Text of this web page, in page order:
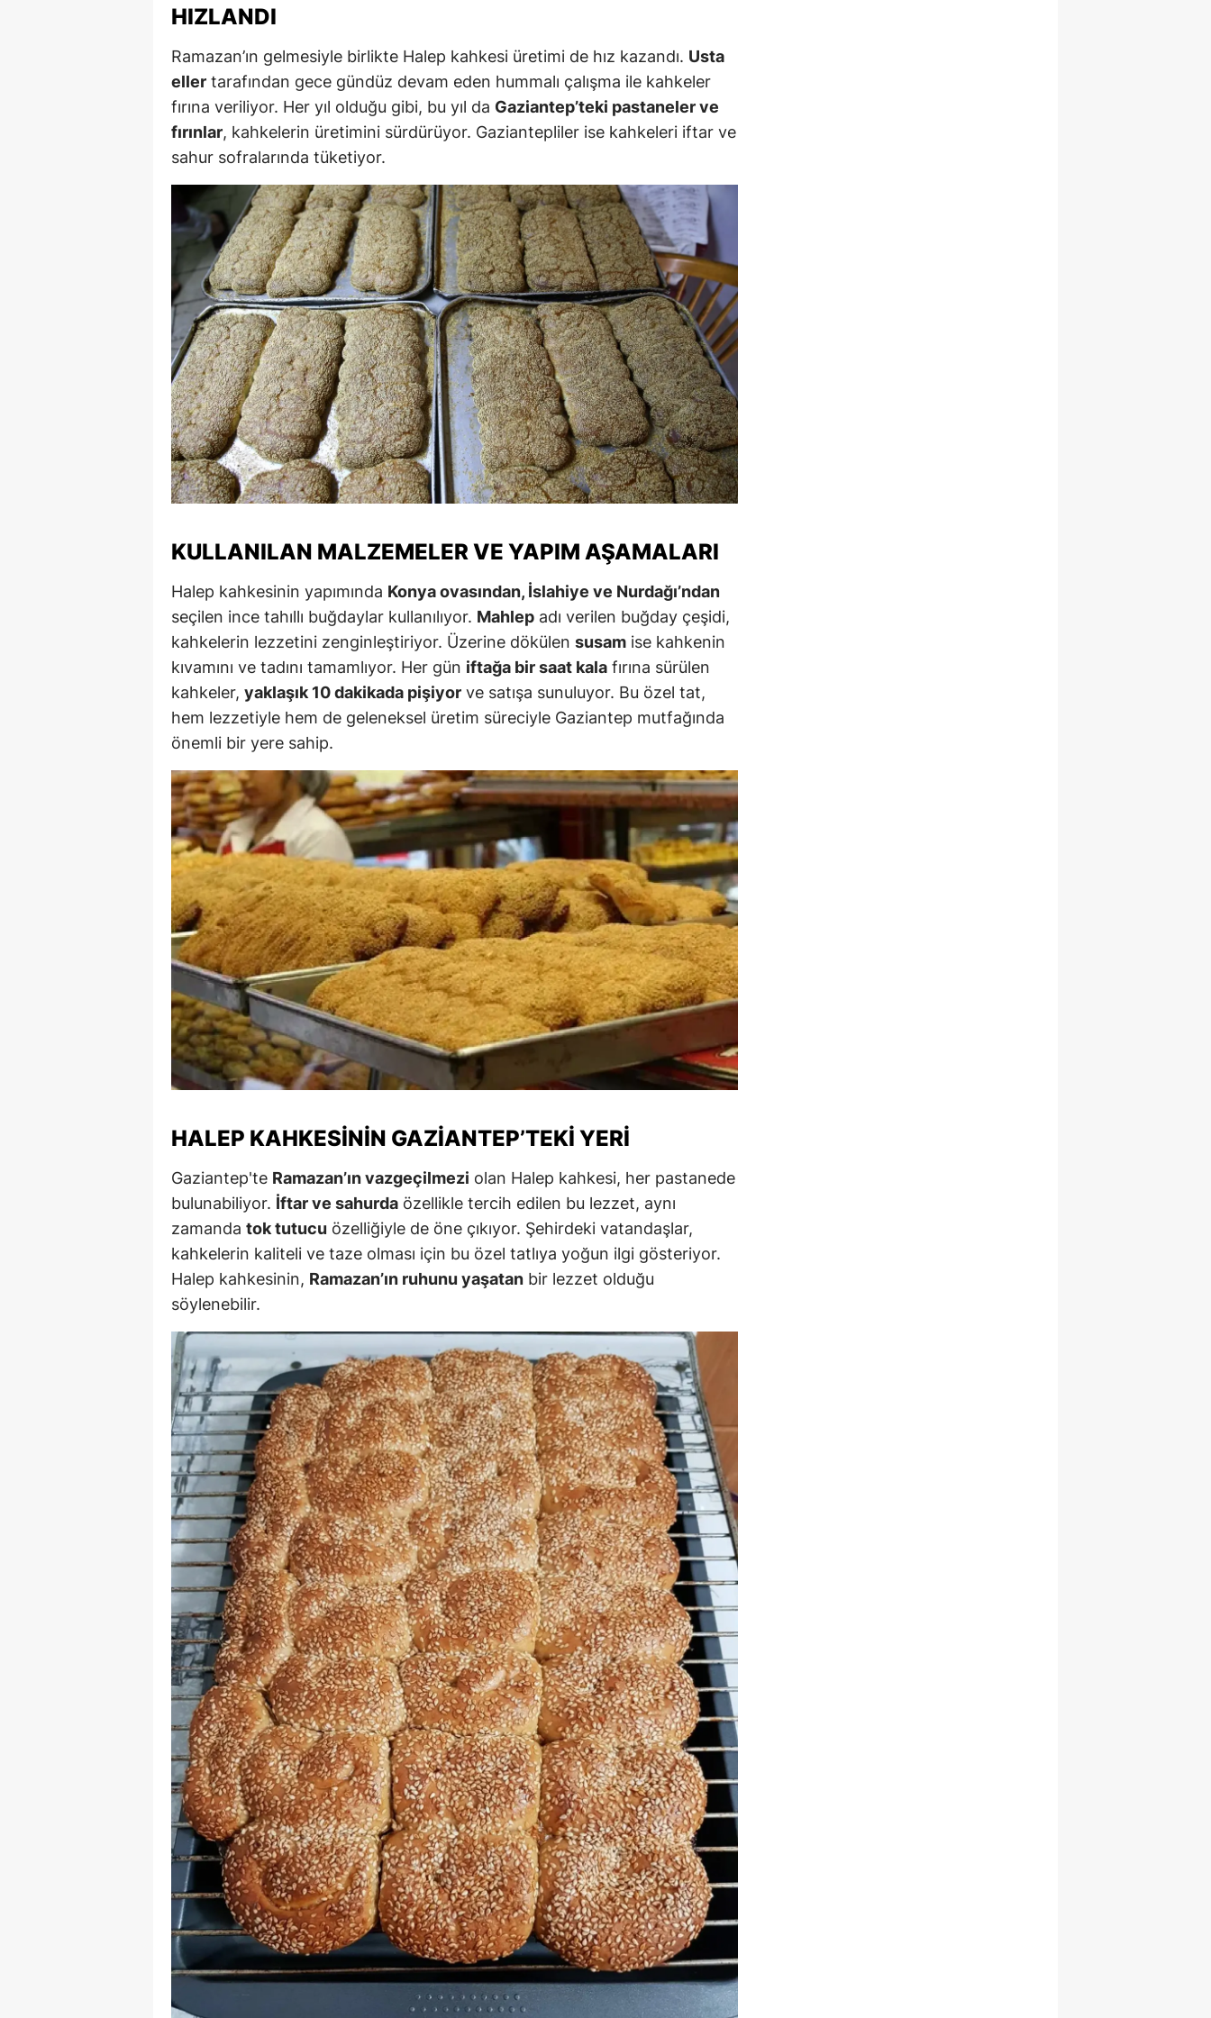
İstanbul
İzmir
Kars
Kayseri
Kırklareli
Kırşehir
Kocaeli
Konya
Kütahya
Malatya
Manisa
Kahramanmaraş
Mardin
Muş
Nevşehir
Niğde
Ordu
Sakarya
Siirt
Sinop
Sivas
Tekirdağ
Tokat
Trabzon
Tunceli
Şanlıurfa
Van
Yozgat
Zonguldak
Bayburt
Karaman
Kırıkkale
Batman
Şırnak
Bartın
Ardahan
Iğdır
Yalova
Karabük
Kilis
Osmaniye
Düzce
HIZLANDI
Ramazan’ın gelmesiyle birlikte Halep kahkesi üretimi de hız kazandı. Usta
eller tarafından gece gündüz devam eden hummalı çalışma ile kahkeler
fırına veriliyor. Her yıl olduğu gibi, bu yıl da Gaziantep’teki pastaneler ve
fırınlar, kahkelerin üretimini sürdürüyor. Gaziantepliler ise kahkeleri iftar ve
sahur sofralarında tüketiyor.
KULLANILAN MALZEMELER VE YAPIM AŞAMALARI
Halep kahkesinin yapımında Konya ovasından, İslahiye ve Nurdağı’ndan
seçilen ince tahıllı buğdaylar kullanılıyor. Mahlep adı verilen buğday çeşidi,
kahkelerin lezzetini zenginleştiriyor. Üzerine dökülen susam ise kahkenin
kıvamını ve tadını tamamlıyor. Her gün iftağa bir saat kala fırına sürülen
kahkeler, yaklaşık 10 dakikada pişiyor ve satışa sunuluyor. Bu özel tat,
hem lezzetiyle hem de geleneksel üretim süreciyle Gaziantep mutfağında
önemli bir yere sahip.
HALEP KAHKESININ GAZIANTEP’TEKI YERI
Gaziantep'te Ramazan’ın vazgeçilmezi olan Halep kahkesi, her pastanede
bulunabiliyor. İftar ve sahurda özellikle tercih edilen bu lezzet, aynı
zamanda tok tutucu özelliğiyle de öne çıkıyor. Şehirdeki vatandaşlar,
kahkelerin kaliteli ve taze olması için bu özel tatlıya yoğun ilgi gösteriyor.
Halep kahkesinin, Ramazan’ın ruhunu yaşatan bir lezzet olduğu
söylenebilir.